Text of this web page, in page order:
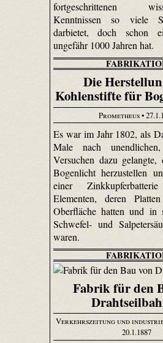
fortgeschrittenen
Kenntnissen so viele
darbietet, doch schon
ungefähr 1000 Jahren hat.
Die
Kohlenstifte für
Prometheus•
Es war im Jahr 1802, als
Male nach unendlichen,
Versuchen dazu gelangte,
Bogenlicht herzustellen
einer
Elementen, deren
Oberfläche hatten und in
Schwefel- und
waren.
Fabrik für den
Verkehrszeitung und
20.1.1887